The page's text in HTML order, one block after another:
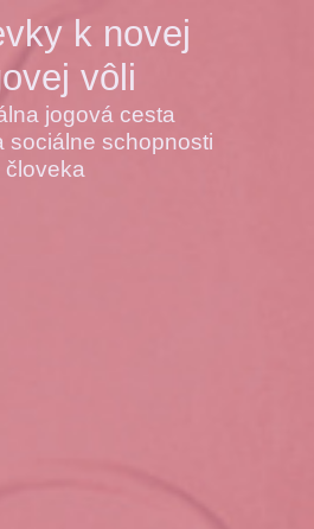
k novej
vôli
jogová cesta
sociálne schopnosti
človeka